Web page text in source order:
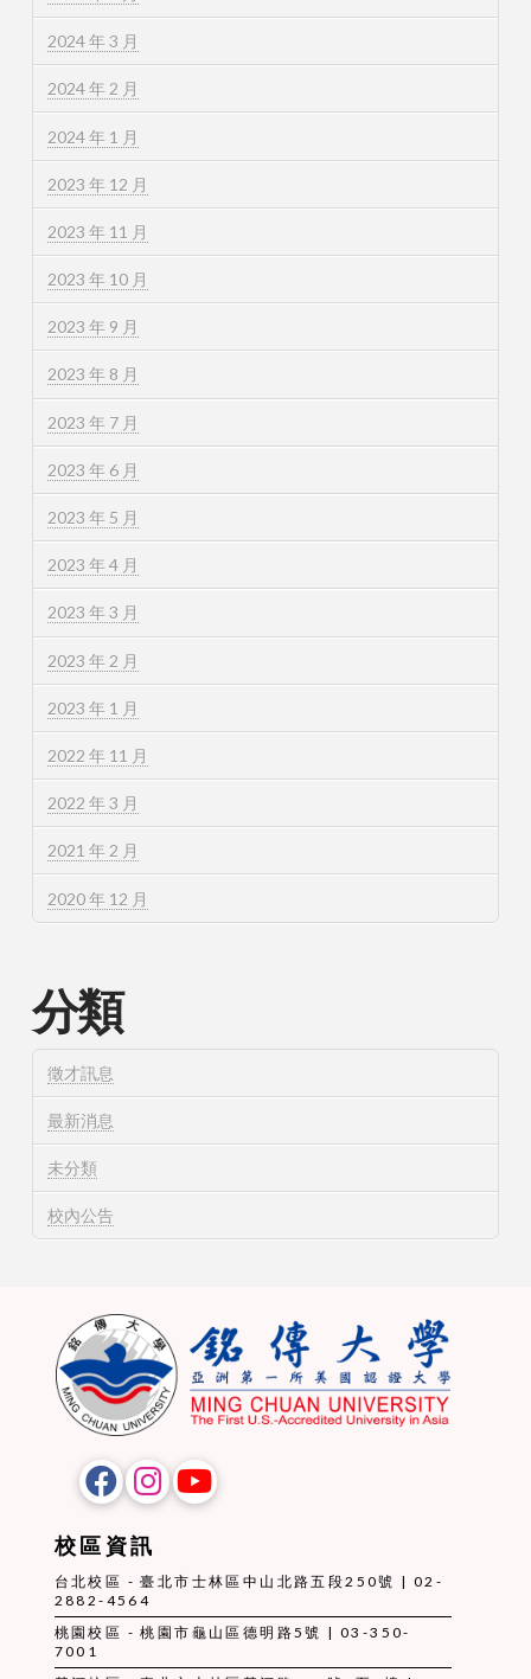
2024 年 3 月
2024 年 2 月
2024 年 1 月
2023 年 12 月
2023 年 11 月
2023 年 10 月
2023 年 9 月
2023 年 8 月
2023 年 7 月
2023 年 6 月
2023 年 5 月
2023 年 4 月
2023 年 3 月
2023 年 2 月
2023 年 1 月
2022 年 11 月
2022 年 3 月
2021 年 2 月
2020 年 12 月
分類
徵才訊息
最新消息
未分類
校內公告
校區資訊
台北校區 - 臺北市士林區中山北路五段250號 | 02-
2882-4564
桃園校區 - 桃園市龜山區德明路5號 | 03-350-
7001